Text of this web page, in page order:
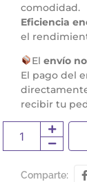
comodidad.
Eficiencia
el
El envío
El pago del
recibir tu
Comparte: